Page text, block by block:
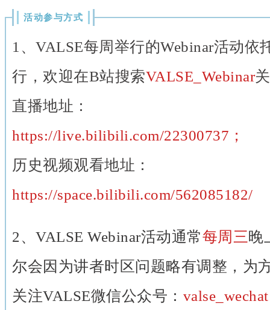
活动参与方式
1、VALSE每周举行的Webinar活动依
行，欢迎在B站搜索VALSE_Webinar
直播地址：
https://live.bilibili.com/22300737；
历史视频观看地址：
https://space.bilibili.com/562085182/
2、VALSE Webinar活动通常每周三晚
尔会因为讲者时区问题略有调整，为
关注VALSE微信公众号：